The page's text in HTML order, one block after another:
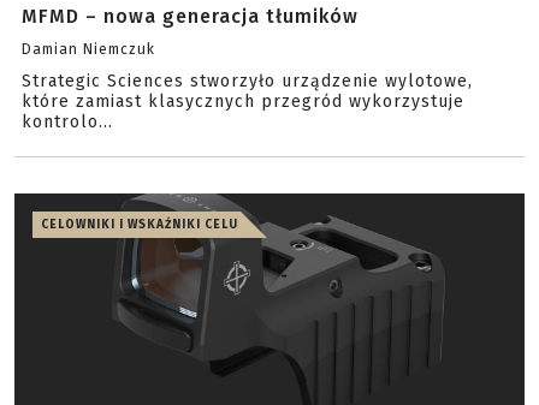
MFMD – nowa generacja tłumików
Damian Niemczuk
Strategic Sciences stworzyło urządzenie wylotowe,
które zamiast klasycznych przegród wykorzystuje
kontrolo...
CELOWNIKI I WSKAŹNIKI CELU